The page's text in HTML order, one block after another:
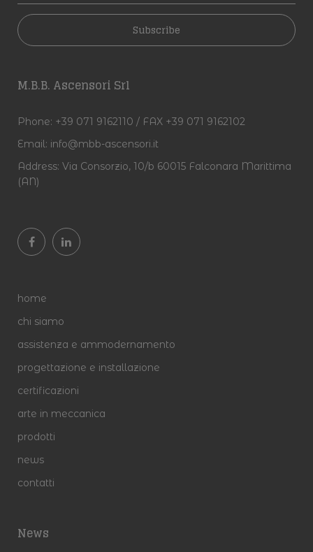
Subscribe
M.B.B. Ascensori Srl
Phone: +39 071 9162110 / FAX +39 071 9162102
Email: info@mbb-ascensori.it
Address: Via Consorzio, 10/b 60015 Falconara Marittima
(AN)
home
chi siamo
assistenza e ammodernamento
progettazione e installazione
certificazioni
arte in meccanica
prodotti
news
contatti
News